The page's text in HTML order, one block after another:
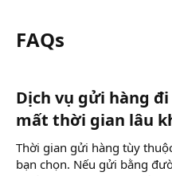
FAQs​
Dịch vụ gửi hàng
mất thời gian lâu
Thời gian gửi hàng tùy
bạn chọn. Nếu gửi bằng